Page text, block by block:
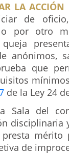
LA ACCIÓN
de
por otro
anónimos,
que
de la Ley 24
Sala del
disciplinaria
mérito
de